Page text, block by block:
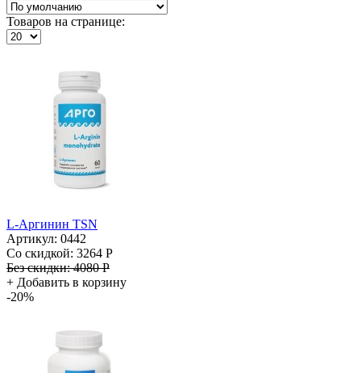
Товаров на странице:
L-Аргинин TSN
Артикул: 0442
Со скидкой: 3264 Р
Без скидки:4080 Р
+ Добавить в корзину
-20%